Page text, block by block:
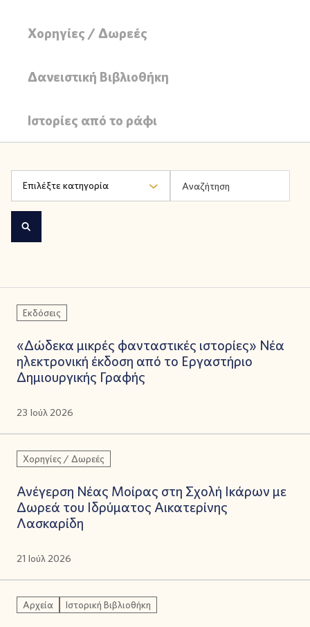
Χορηγίες / Δωρεές
Δανειστική Βιβλιοθήκη
Ιστορίες από το ράφι
Επιλέξτε κατηγορία
Εκδόσεις
«Δώδεκα μικρές φανταστικές ιστορίες» Νέα
ηλεκτρονική έκδοση από το Εργαστήριο
Δημιουργικής Γραφής
23 Ιούλ 2026
Χορηγίες / Δωρεές
Ανέγερση Νέας Μοίρας στη Σχολή Ικάρων με
Δωρεά του Ιδρύματος Αικατερίνης
Λασκαρίδη
21 Ιούλ 2026
Αρχεία Ιστορική Βιβλιοθήκη